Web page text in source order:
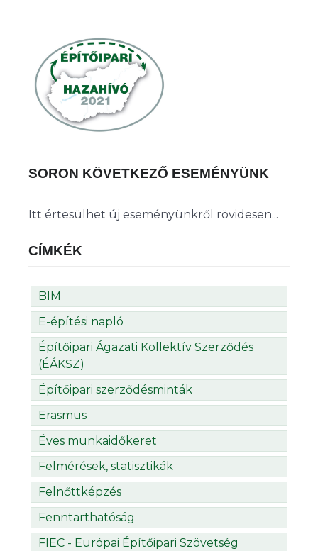
SORON KÖVETKEZŐ ESEMÉNYÜNK
Itt értesülhet új eseményünkről rövidesen...
CÍMKÉK
BIM
E-építési napló
Építőipari Ágazati Kollektív Szerződés
(ÉÁKSZ)
Építőipari szerződésminták
Erasmus
Éves munkaidőkeret
Felmérések, statisztikák
Felnőttképzés
Fenntarthatóság
FIEC - Európai Építőipari Szövetség